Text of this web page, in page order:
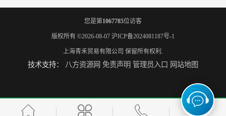
您是第1067785位访客
版权所有 ©2026-08-07 沪ICP备2024081187号-1
上海青禾贸易有限公司 保留所有权利.
技术支持： 八方资源网 免责声明 管理员入口 网站地图